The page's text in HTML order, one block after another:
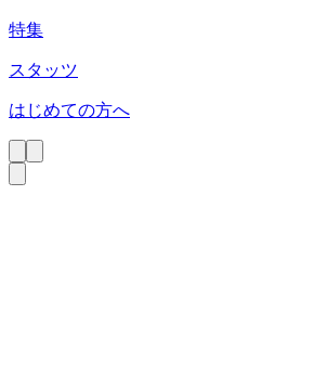
特集
スタッツ
はじめての方へ